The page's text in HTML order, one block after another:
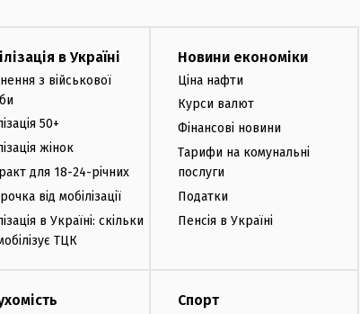
в Україні
з військової
50+
жінок
для 18-24-річних
від мобілізації
в Україні: скільки
ТЦК
Новини економіки
Ціна нафти
Курси валют
Фінансові новини
Тарифи на комунальні
послуги
Податки
Пенсія в Україні
Спорт